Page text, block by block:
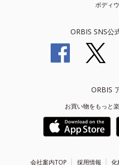
ボディ
ORBIS SNS公
ORBIS
お買い物をもっと
会社案内TOP 採用情報 化